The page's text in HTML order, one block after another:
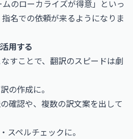
のローカライズが得意」といっ
名での依頼が来るようになりま
用する
すことで、翻訳のスピードは劇
の作成に。
確認や、複数の訳文案を出して
スペルチェックに。